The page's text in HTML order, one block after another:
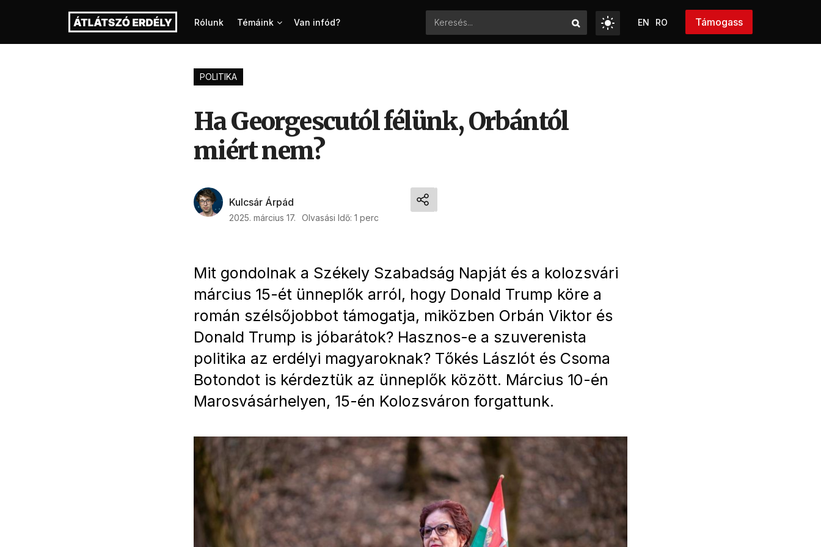
Rólunk Témáink Van infód? EN RO Támogass
POLITIKA
Ha Georgescutól félünk, Orbántól
miért nem?
Kulcsár Árpád
2025. március 17. Olvasási Idő: 1 perc
Mit gondolnak a Székely Szabadság Napját és a kolozsvári
március 15-ét ünneplők arról, hogy Donald Trump köre a
román szélsőjobbot támogatja, miközben Orbán Viktor és
Donald Trump is jóbarátok? Hasznos-e a szuverenista
politika az erdélyi magyaroknak? Tőkés Lászlót és Csoma
Botondot is kérdeztük az ünneplők között. Március 10-én
Marosvásárhelyen, 15-én Kolozsváron forgattunk.